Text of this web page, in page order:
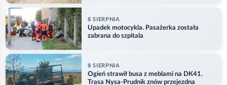
8 SIERPNIA
Upadek motocykla. Pasażerka została
zabrana do szpitala
8 SIERPNIA
Ogień strawił busa z meblami na DK41.
Trasa Nysa-Prudnik znów przejezdna